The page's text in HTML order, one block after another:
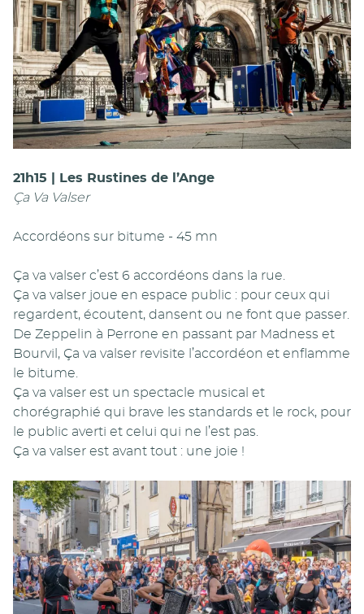
21h15 | Les Rustines de l’Ange
Ça Va Valser
Accordéons sur bitume - 45 mn
Ça va valser c’est 6 accordéons dans la rue.
Ça va valser joue en espace public : pour ceux qui
regardent, écoutent, dansent ou ne font que passer.
De Zeppelin à Perrone en passant par Madness et
Bourvil, Ça va valser revisite l’accordéon et enflamme
le bitume.
Ça va valser est un spectacle musical et
chorégraphié qui brave les standards et le rock, pour
le public averti et celui qui ne l’est pas.
Ça va valser est avant tout : une joie !